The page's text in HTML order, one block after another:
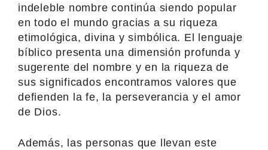
indeleble nombre continúa siendo popular
en todo el mundo gracias a su riqueza
etimológica, divina y simbólica. El lenguaje
bíblico presenta una dimensión profunda y
sugerente del nombre y en la riqueza de
sus significados encontramos valores que
defienden la fe, la perseverancia y el amor
de Dios.
Además, las personas que llevan este